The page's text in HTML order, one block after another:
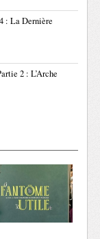
: La Dernière
2 : L’Arche